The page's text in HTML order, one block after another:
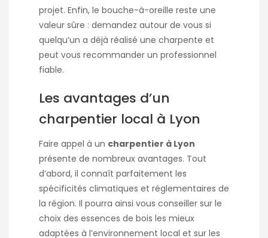
projet. Enfin, le bouche-à-oreille reste une
valeur sûre : demandez autour de vous si
quelqu’un a déjà réalisé une charpente et
peut vous recommander un professionnel
fiable.
Les avantages d’un
charpentier local à Lyon
Faire appel à un charpentier à Lyon
présente de nombreux avantages. Tout
d’abord, il connaît parfaitement les
spécificités climatiques et réglementaires de
la région. Il pourra ainsi vous conseiller sur le
choix des essences de bois les mieux
adaptées à l’environnement local et sur les